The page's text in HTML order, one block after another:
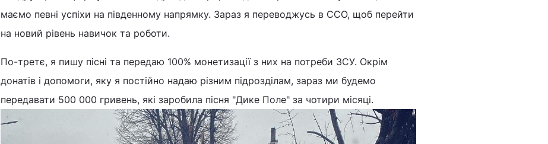
маємо певні успіхи на південному напрямку. Зараз я переводжусь в ССО, щоб перейти
на новий рівень навичок та роботи.
По-третє, я пишу пісні та передаю 100% монетизації з них на потреби ЗСУ. Окрім
донатів і допомоги, яку я постійно надаю різним підрозділам, зараз ми будемо
передавати 500 000 гривень, які заробила пісня "Дике Поле" за чотири місяці.